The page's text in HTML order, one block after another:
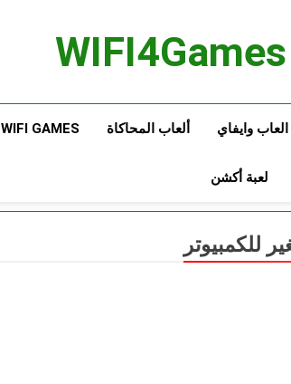
ألعاب المحاكاة WIFI GAMES​ – العاب كمبيوتر قديمة​
لعبة أكشن